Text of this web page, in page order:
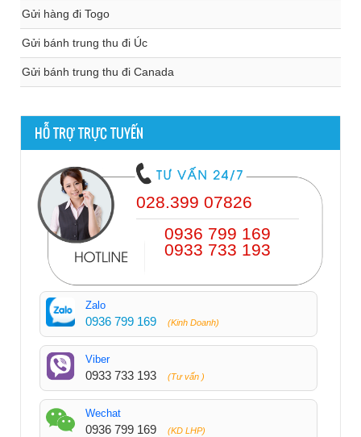
Gửi hàng đi Togo
Gửi bánh trung thu đi Úc
Gửi bánh trung thu đi Canada
HỖ TRỢ TRỰC TUYẾN
028.399 07826
0936 799 169
0933 733 193
Zalo
0936 799 169 (Kinh Doanh)
Viber
0933 733 193 (Tư vấn )
Wechat
0936 799 169 (KD LHP)